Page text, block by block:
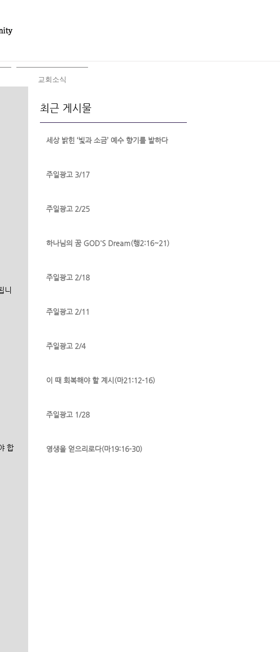
교회소식
최근 게시물
세상 밝힌 ‘빛과 소금’ 예수 향기를 발하다
주일광고 3/17
주일광고 2/25
하나님의 꿈 GOD'S Dream(행2:16~21)
주일광고 2/18
주일광고 2/11
주일광고 2/4
이 때 회복해야 할 계시(마21:12-16)
주일광고 1/28
영생을 얻으리로다(마19:16-30)